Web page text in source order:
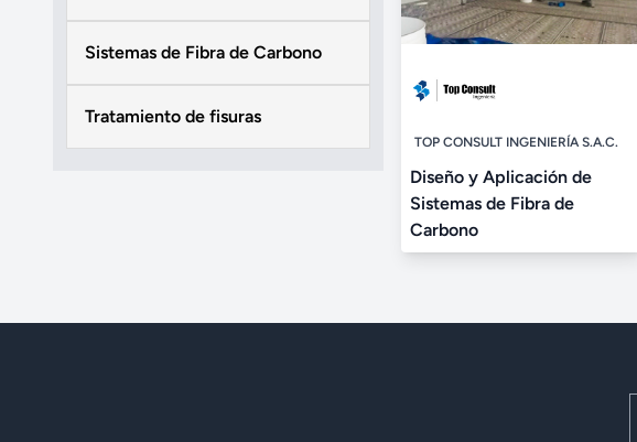
Sistemas de Fibra de Carbono
Tratamiento de fisuras
TOP CONSULT INGENIERÍA S.A.C.
Diseño y Aplicación de
Sistemas de Fibra de
Carbono